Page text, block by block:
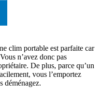
clim portable est parfaite car
n’avez donc pas
De plus, parce qu’un
vous l’emportez
déménagez.